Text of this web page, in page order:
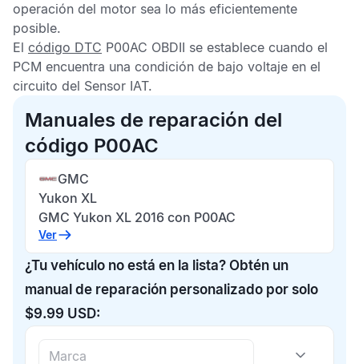
operación del motor sea lo más eficientemente
posible.
El código DTC P00AC OBDII se establece cuando el
PCM encuentra una condición de bajo voltaje en el
circuito del Sensor IAT.
Manuales de reparación del
código P00AC
GMC
Yukon XL
GMC Yukon XL 2016 con P00AC
Ver
¿Tu vehículo no está en la lista? Obtén un
manual de reparación personalizado por solo
$9.99 USD: